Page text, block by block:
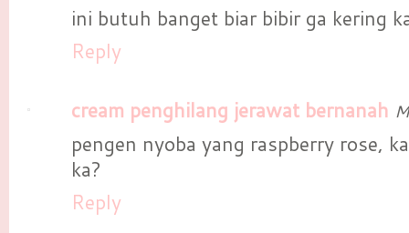
ini butuh banget biar bibir ga kering
Reply
cream penghilang jerawat bernanah
pengen nyoba yang raspberry rose,
ka?
Reply